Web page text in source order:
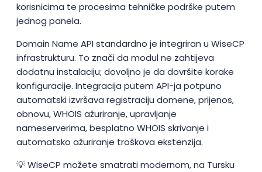
korisnicima te procesima tehničke podrške putem
jednog panela.
Domain Name API standardno je integriran u WiseCP
infrastrukturu. To znači da modul ne zahtijeva
dodatnu instalaciju; dovoljno je da dovršite korake
konfiguracije. Integracija putem API-ja potpuno
automatski izvršava registraciju domene, prijenos,
obnovu, WHOIS ažuriranje, upravljanje
nameserverima, besplatno WHOIS skrivanje i
automatsko ažuriranje troškova ekstenzija.
💡 WiseCP možete smatrati modernom, na Tursku